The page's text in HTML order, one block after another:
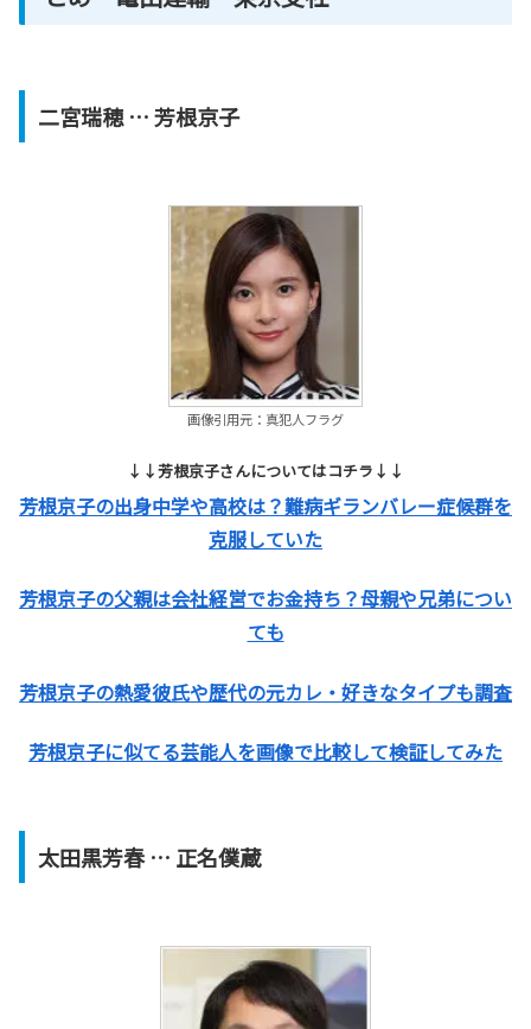
二宮瑞穂… 芳根京子
画像引用元：真犯人フラグ
↓↓芳根京子さんについてはコチラ↓↓
芳根京子の出身中学や高校は？難病ギランバレー症候群を
克服していた
芳根京子の父親は会社経営でお金持ち？母親や兄弟につい
ても
芳根京子の熱愛彼氏や歴代の元カレ・好きなタイプも調査
芳根京子に似てる芸能人を画像で比較して検証してみた
太田黒芳春… 正名僕蔵